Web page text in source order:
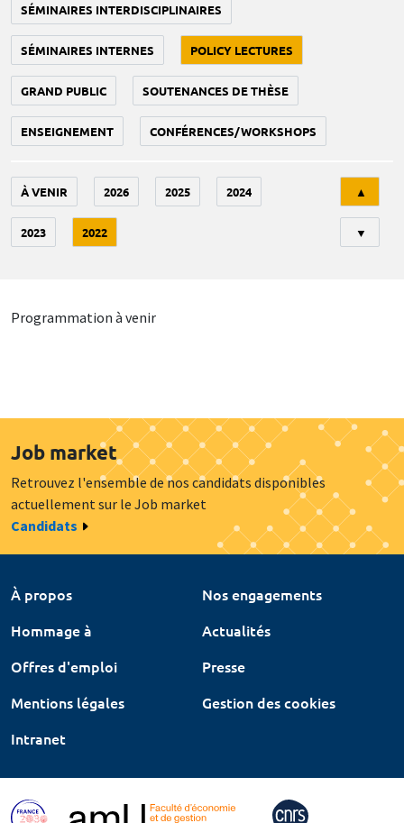
SÉMINAIRES INTERDISCIPLINAIRES
SÉMINAIRES INTERNES POLICY LECTURES
GRAND PUBLIC SOUTENANCES DE THÈSE
ENSEIGNEMENT CONFÉRENCES/WORKSHOPS
À VENIR 2026 2025 2024
2023 2022
▲
▼
Programmation à venir
Job market
Retrouvez l'ensemble de nos candidats disponibles
actuellement sur le Job market
Candidats
À propos
Nos engagements
Hommage à
Actualités
Offres d'emploi
Presse
Mentions légales
Gestion des cookies
Intranet